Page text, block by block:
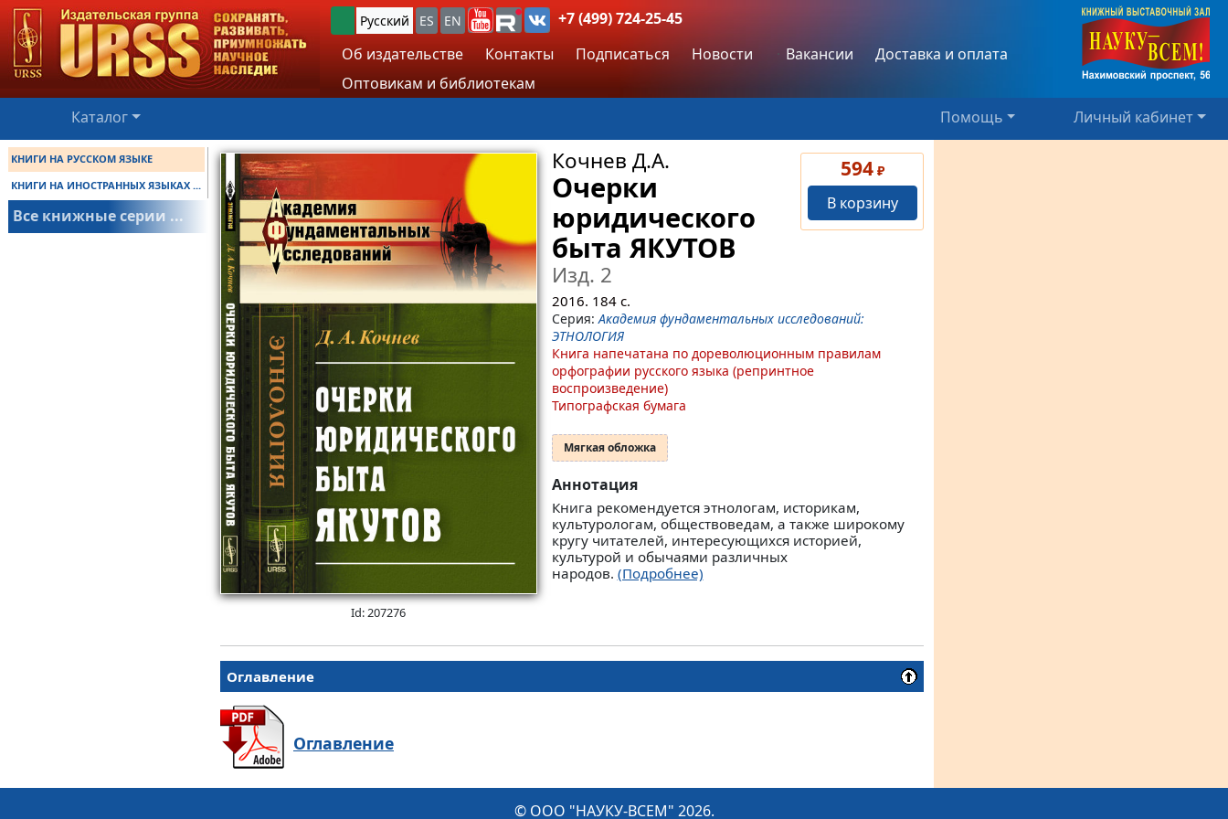
Русский ES EN
+7 (499) 724-25-45
Об издательстве
Контакты Подписаться Новости Вакансии
Доставка и оплата
Оптовикам и библиотекам
Каталог
Помощь Личный кабинет
КНИГИ НА РУССКОМ ЯЗЫКЕ
КНИГИ НА ИНОСТРАННЫХ ЯЗЫКАХ ...
Все книжные серии ...
Id: 207276
594₽
В корзину
Кочнев Д.А.
Очерки
юридического
быта ЯКУТОВ
Изд. 2
2016. 184с.
Серия:Академия фундаментальных исследований:
ЭТНОЛОГИЯ
Книга напечатана по дореволюционным правилам
орфографии русского языка (репринтное
воспроизведение)
Типографская бумага
Мягкая обложка
Аннотация
Книга рекомендуется этнологам, историкам,
культурологам, обществоведам, а также широкому
кругу читателей, интересующихся историей,
культурой и обычаями различных
народов. (Подробнее)
Оглавление
Оглавление
© ООО "НАУКУ-ВСЕМ" 2026.